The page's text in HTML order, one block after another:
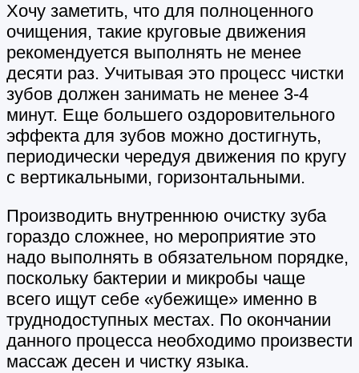
Хочу заметить, что для полноценного
очищения, такие круговые движения
рекомендуется выполнять не менее
десяти раз. Учитывая это процесс чистки
зубов должен занимать не менее 3-4
минут. Еще большего оздоровительного
эффекта для зубов можно достигнуть,
периодически чередуя движения по кругу
с вертикальными, горизонтальными.
Производить внутреннюю очистку зуба
гораздо сложнее, но мероприятие это
надо выполнять в обязательном порядке,
поскольку бактерии и микробы чаще
всего ищут себе «убежище» именно в
труднодоступных местах. По окончании
данного процесса необходимо произвести
массаж десен и чистку языка.